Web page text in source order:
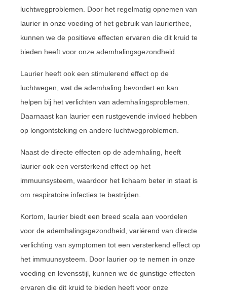
luchtwegproblemen. Door het regelmatig opnemen van
laurier in onze voeding of het gebruik van laurierthee,
kunnen we de positieve effecten ervaren die dit kruid te
bieden heeft voor onze ademhalingsgezondheid.
Laurier heeft ook een stimulerend effect op de
luchtwegen, wat de ademhaling bevordert en kan
helpen bij het verlichten van ademhalingsproblemen.
Daarnaast kan laurier een rustgevende invloed hebben
op longontsteking en andere luchtwegproblemen.
Naast de directe effecten op de ademhaling, heeft
laurier ook een versterkend effect op het
immuunsysteem, waardoor het lichaam beter in staat is
om respiratoire infecties te bestrijden.
Kortom, laurier biedt een breed scala aan voordelen
voor de ademhalingsgezondheid, variërend van directe
verlichting van symptomen tot een versterkend effect op
het immuunsysteem. Door laurier op te nemen in onze
voeding en levensstijl, kunnen we de gunstige effecten
ervaren die dit kruid te bieden heeft voor onze